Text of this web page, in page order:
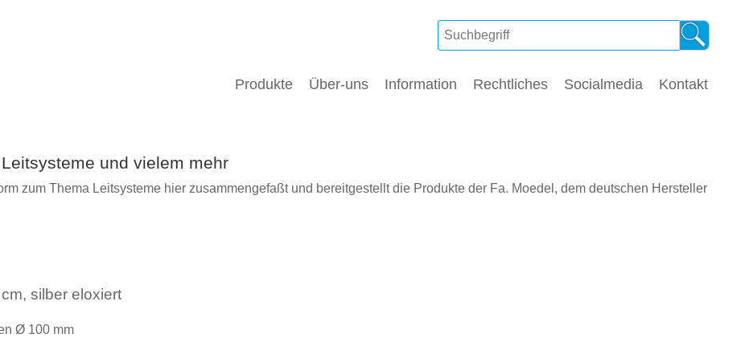
Produkte Über-uns Information Rechtliches Socialmedia Kontakt
und vielem mehr
zum Thema Leitsysteme hier zusammengefaßt und bereitgestellt die Produkte der Fa. Moedel, dem deutschen Hersteller
silber eloxiert
Ø 100 mm